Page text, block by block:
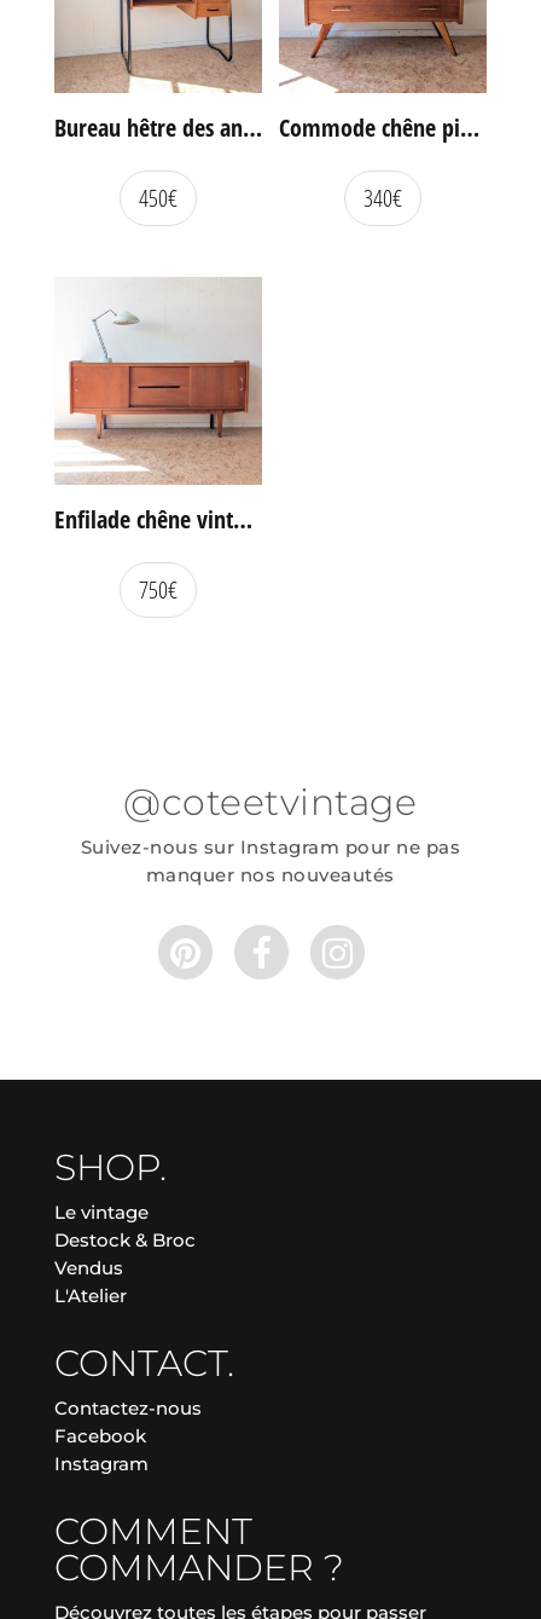
Bureau hêtre des années 60
450€
Commode chêne pieds compas vintage
340€
Enfilade chêne vintage portes coulissantes
750€
@coteetvintage
Suivez-nous sur Instagram pour ne pas
manquer nos nouveautés
SHOP.
Le vintage
Destock & Broc
Vendus
L'Atelier
CONTACT.
Contactez-nous
Facebook
Instagram
COMMENT
COMMANDER ?
Découvrez toutes les étapes pour passer